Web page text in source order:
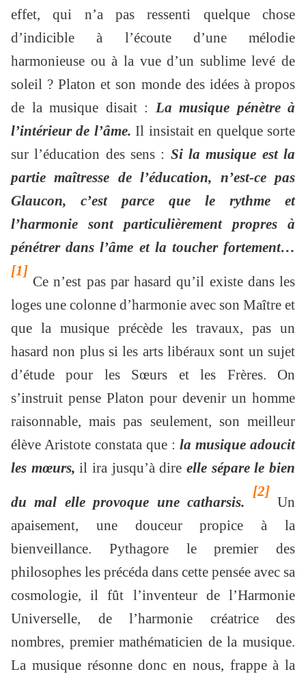
effet, qui n’a pas ressenti quelque chose
d’indicible à l’écoute d’une mélodie
harmonieuse ou à la vue d’un sublime levé de
soleil ? Platon et son monde des idées à propos
de la musique disait : La musique pénètre à
l’intérieur de l’âme. Il insistait en quelque sorte
sur l’éducation des sens : Si la musique est la
partie maîtresse de l’éducation, n’est-ce pas
Glaucon, c’est parce que le rythme et
l’harmonie sont particulièrement propres à
pénétrer dans l’âme et la toucher fortement…
[1]
Ce n’est pas par hasard qu’il existe dans les
loges une colonne d’harmonie avec son Maître et
que la musique précède les travaux, pas un
hasard non plus si les arts libéraux sont un sujet
d’étude pour les Sœurs et les Frères. On
s’instruit pense Platon pour devenir un homme
raisonnable, mais pas seulement, son meilleur
élève Aristote constata que : la musique adoucit
les mœurs, il ira jusqu’à direelle sépare le bien
du mal elle provoque une catharsis.
[2]
Un
apaisement, une douceur propice à la
bienveillance. Pythagore le premier des
philosophes les précéda dans cette pensée avec sa
cosmologie, il fût l’inventeur de l’Harmonie
Universelle, de l’harmonie créatrice des
nombres, premier mathématicien de la musique.
La musique résonne donc en nous, frappe à la